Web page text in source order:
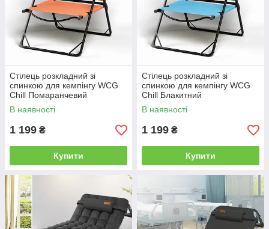
Стілець розкладний зі
спинкою для кемпінгу WCG
Chill Помаранчевий
В наявності
1 199 ₴
Купити
Стілець розкладний зі
спинкою для кемпінгу WCG
Chill Блакитний
В наявності
1 199 ₴
Купити